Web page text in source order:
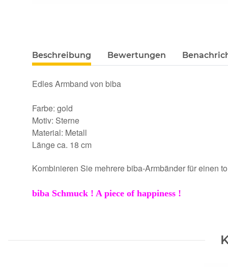
Beschreibung Bewertungen
Edles Armband von biba
Farbe: gold
Motiv: Sterne
Material: Metall
Länge ca. 18 cm
Kombinieren Sie mehrere biba-Armbänder für einen
biba Schmuck ! A piece of happiness !